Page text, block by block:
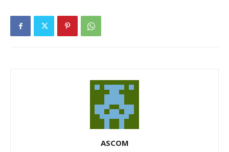
ASCOM